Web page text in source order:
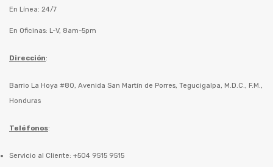
En Línea: 24/7
En Oficinas: L-V, 8am-5pm
Dirección:
Barrio La Hoya #80, Avenida San Martín de Porres, Tegucigalpa, M.D.C., F.M.,
Honduras
Teléfonos:
Servicio al Cliente: +504 9515 9515